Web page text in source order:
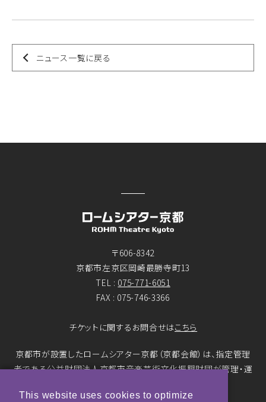
ニュース一覧に戻る
〒606-8342
京都市左京区岡崎最勝寺町13
TEL : 075-771-6051
FAX : 075-746-3366
チケットに関するお問合せはこちら
京都市が設置したロームシアター京都（京都会館）は、指定管理
者である公益財団法人京都市音楽芸術文化振興財団が管理・運
This website uses cookies to optimize